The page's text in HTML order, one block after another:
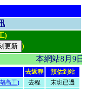
)
)
本網站8月9
去返程
預估到站
高工) 去程
末班已過